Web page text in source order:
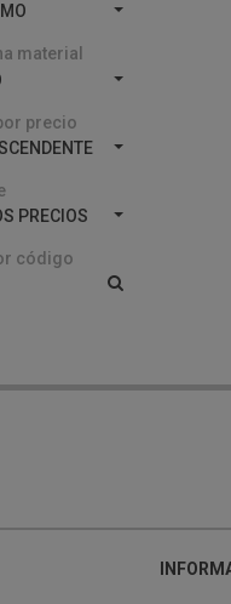
material
precio
PRECIOS
código